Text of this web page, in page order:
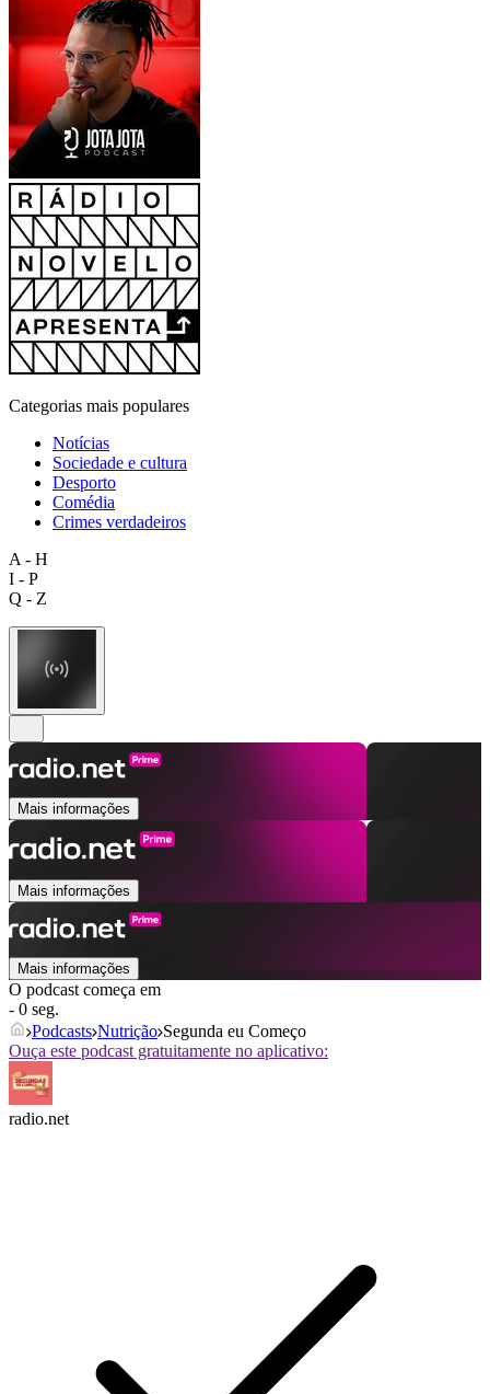
Categorias mais populares
Notícias
Sociedade e cultura
Desporto
Comédia
Crimes verdadeiros
A - H
I - P
Q - Z
Mais informações
Mais informações
Mais informações
O podcast começa em
- 0 seg.
Podcasts Nutrição Segunda eu Começo
Ouça este podcast gratuitamente no aplicativo:
radio.net